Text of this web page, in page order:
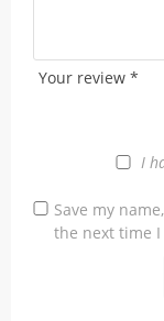
Your review *
I
Save my
the next time